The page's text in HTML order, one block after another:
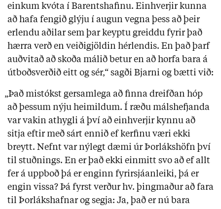
einkum kvóta í Barentshafinu. Einhverjir kunna
að hafa fengið glýju í augun vegna þess að þeir
erlendu aðilar sem þar keyptu greiddu fyrir það
hærra verð en veiðigjöldin hérlendis. En það þarf
auðvitað að skoða málið betur en að horfa bara á
útboðsverðið eitt og sér,“ sagði Bjarni og bætti við:
„Það mistókst gersamlega að finna dreifðan hóp
að þessum nýju heimildum. Í ræðu málshefjanda
var vakin athygli á því að einhverjir kynnu að
sitja eftir með sárt ennið ef kerfinu væri ekki
breytt. Nefnt var nýlegt dæmi úr Þorlákshöfn því
til stuðnings. En er það ekki einmitt svo að ef allt
fer á uppboð þá er enginn fyrirsjáanleiki, þá er
engin vissa? Þá fyrst verður hv. þingmaður að fara
til Þorlákshafnar og segja: Ja, það er nú bara